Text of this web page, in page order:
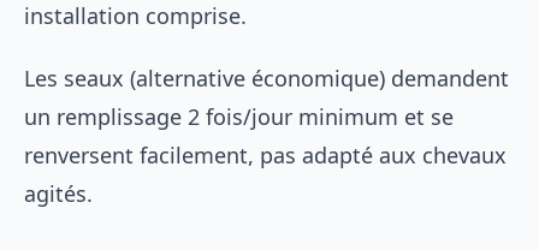
installation comprise.
Les seaux (alternative économique) demandent
un remplissage 2 fois/jour minimum et se
renversent facilement, pas adapté aux chevaux
agités.